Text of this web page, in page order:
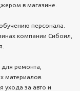
в магазине.
персонала.
компании Сибоил,
ремонта,
материалов.
ухода за авто и